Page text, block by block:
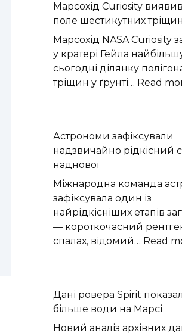
ринку
в
в
тисячі
Марсохід Curiosity
поле шестикутних тріщин
Марсохід NASA Curiosity
у кратері Гейла
сьогодні ділянку
тріщин у ґрунті… Read
Астрономи зафіксували
надзвичайно рідкісний
наднової
Міжнародна команда
зафіксувала один із
найрідкісніших етапів
— короткочасний
спалах, відомий… Read
Дані ровера Spirit
більше води на Марсі
Новий аналіз архівних